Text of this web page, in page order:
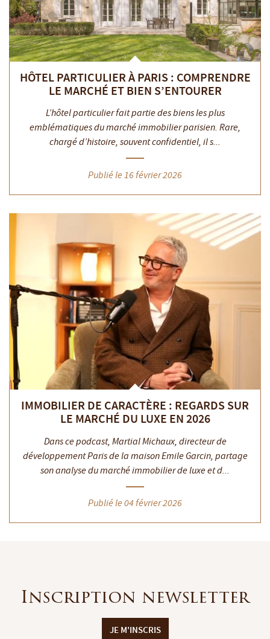
HÔTEL PARTICULIER À PARIS : COMPRENDRE
LE MARCHÉ ET BIEN S’ENTOURER
L’hôtel particulier fait partie des biens les plus
emblématiques du marché immobilier parisien. Rare,
chargé d’histoire, souvent confidentiel, il s...
Publié le 16 février 2026
IMMOBILIER DE CARACTÈRE : REGARDS SUR
LE MARCHÉ DU LUXE EN 2026
Dans ce podcast, Martial Michaux, directeur de
développement Paris de la maison Emile Garcin, partage
son analyse du marché immobilier de luxe et d...
Publié le 04 février 2026
Inscription newsletter
JE M'INSCRIS